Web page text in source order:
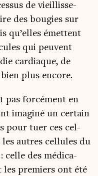
de vieillis­se­
des bou­gies sur
qu’elles émettent
qui peuvent
car­diaque, de
plus encore.
pas for­cé­ment en
ima­gi­né un cer­tain
pour tuer ces cel­
autres cel­lules du
: celle des médi­ca­
les pre­miers ont été